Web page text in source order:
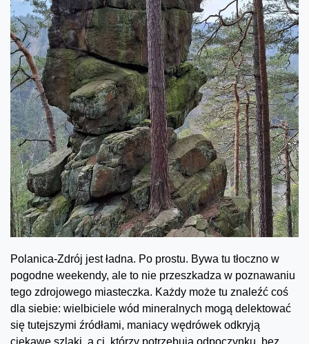
Polanica-Zdrój jest ładna. Po prostu. Bywa tu tłoczno w
pogodne weekendy, ale to nie przeszkadza w poznawaniu
tego zdrojowego miasteczka. Każdy może tu znaleźć coś
dla siebie: wielbiciele wód mineralnych mogą delektować
się tutejszymi źródłami, maniacy wędrówek odkryją
ciekawe szlaki, a ci, którzy potrzebują odpoczynku, bez